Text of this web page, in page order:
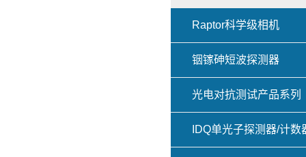
Raptor科学级相机
铟镓砷短波探测器
光电对抗测试产品系列
IDQ单光子探测器/计数